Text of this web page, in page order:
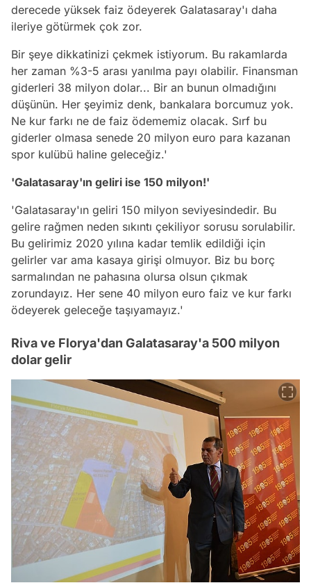
derecede yüksek faiz ödeyerek Galatasaray'ı daha
ileriye götürmek çok zor.
Bir şeye dikkatinizi çekmek istiyorum. Bu rakamlarda
her zaman %3-5 arası yanılma payı olabilir. Finansman
giderleri 38 milyon dolar... Bir an bunun olmadığını
düşünün. Her şeyimiz denk, bankalara borcumuz yok.
Ne kur farkı ne de faiz ödememiz olacak. Sırf bu
giderler olmasa senede 20 milyon euro para kazanan
spor kulübü haline geleceğiz.'
'Galatasaray'ın geliri ise 150 milyon!'
'Galatasaray'ın geliri 150 milyon seviyesindedir. Bu
gelire rağmen neden sıkıntı çekiliyor sorusu sorulabilir.
Bu gelirimiz 2020 yılına kadar temlik edildiği için
gelirler var ama kasaya girişi olmuyor. Biz bu borç
sarmalından ne pahasına olursa olsun çıkmak
zorundayız. Her sene 40 milyon euro faiz ve kur farkı
ödeyerek geleceğe taşıyamayız.'
Riva ve Florya'dan Galatasaray'a 500 milyon
dolar gelir